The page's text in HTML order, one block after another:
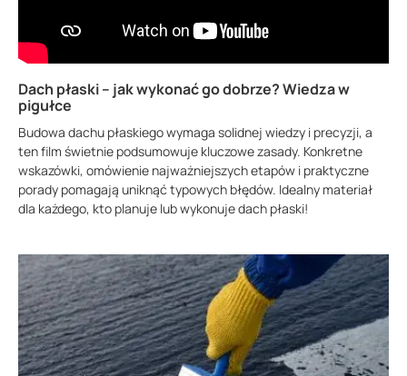
Dach płaski – jak wykonać go dobrze? Wiedza w
pigułce
Budowa dachu płaskiego wymaga solidnej wiedzy i precyzji, a
ten film świetnie podsumowuje kluczowe zasady. Konkretne
wskazówki, omówienie najważniejszych etapów i praktyczne
porady pomagają uniknąć typowych błędów. Idealny materiał
dla każdego, kto planuje lub wykonuje dach płaski!